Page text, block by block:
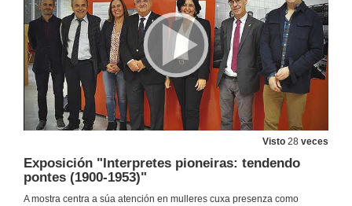
Visto 28 veces
Exposición "Interpretes pioneiras: tendendo
pontes (1900-1953)"
A mostra centra a súa atención en mulleres cuxa presenza como